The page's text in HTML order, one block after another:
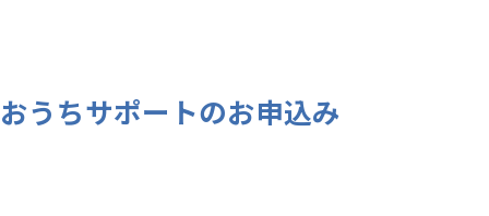
おうちサポートのお申込み